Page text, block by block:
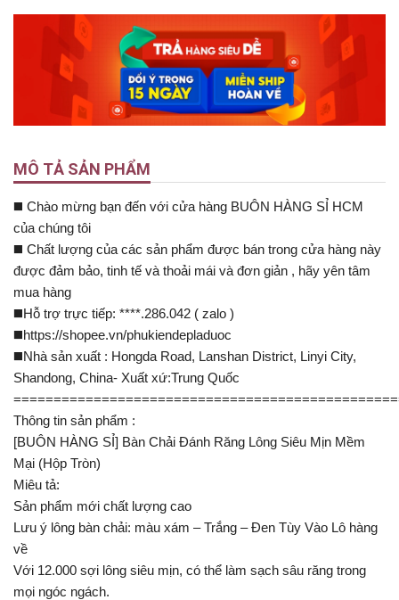
MÔ TẢ SẢN PHẨM
◼️ Chào mừng bạn đến với cửa hàng BUÔN HÀNG SỈ HCM
của chúng tôi
◼️ Chất lượng của các sản phẩm được bán trong cửa hàng này
được đảm bảo, tinh tế và thoải mái và đơn giản , hãy yên tâm
mua hàng
◼️Hỗ trợ trực tiếp: ****.286.042 ( zalo )
◼️https://shopee.vn/phukiendepladuoc
◼️Nhà sản xuất : Hongda Road, Lanshan District, Linyi City,
Shandong, China- Xuất xứ:Trung Quốc
Thông tin sản phẩm :
[BUÔN HÀNG SỈ] Bàn Chải Đánh Răng Lông Siêu Mịn Mềm
Mại (Hộp Tròn)
Miêu tả:
Sản phẩm mới chất lượng cao
Lưu ý lông bàn chải: màu xám – Trắng – Đen Tùy Vào Lô hàng
về
Với 12.000 sợi lông siêu mịn, có thể làm sạch sâu răng trong
mọi ngóc ngách.